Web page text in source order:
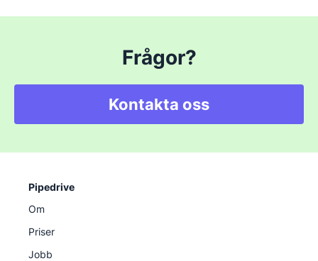
Frågor?
Kontakta oss
Pipedrive
Om
Priser
Jobb